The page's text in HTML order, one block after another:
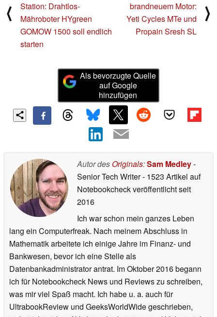
⟨
Station: Drahtlos-
Mähroboter HYgreen
GOMOW 1500 soll endlich
starten
brandneuem Motor:
Yeti Cycles MTe und
Propain Sresh SL
⟩
Als bevorzugte Quelle
auf Google
hinzufügen
Autor des Originals:Sam Medley-
Senior Tech Writer- 1523 Artikel auf
Notebookcheck veröffentlichtseit
2016
Ich war schon mein ganzes Leben
lang ein Computerfreak. Nach meinem Abschluss in
Mathematik arbeitete ich einige Jahre im Finanz- und
Bankwesen, bevor ich eine Stelle als
Datenbankadministrator antrat. Im Oktober 2016 begann
ich für Notebookcheck News und Reviews zu schreiben,
was mir viel Spaß macht. Ich habe u. a. auch für
UltrabookReview und GeeksWorldWide geschrieben,